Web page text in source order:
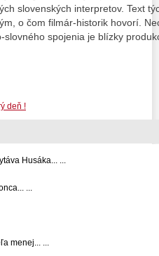
slovenských interpretov. Text
o čom filmár-historik hovorí.
spojenia je blízky
deň !
Husáka... ...
...
menej... ...